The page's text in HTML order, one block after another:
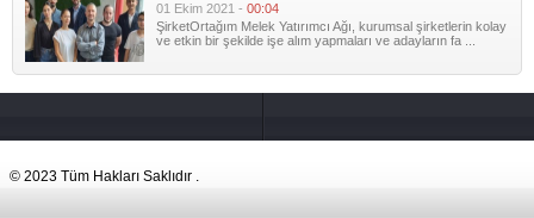
01 Ekim 2021 - 00:04
ŞirketOrtağım Melek Yatırımcı Ağı, kurumsal şirketlerin kolay
ve etkin bir şekilde işe alım yapmaları ve adayların fa ...
© 2023 Tüm Hakları Saklıdır .